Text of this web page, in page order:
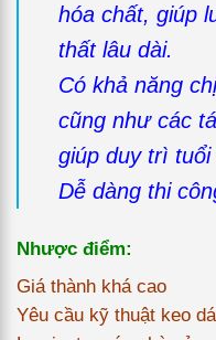
hóa chất, giúp
thất lâu dài.
Có khả năng
cũng như các
giúp duy trì tuổi
Dễ dàng thi
Nhược điểm:
Giá thành khá cao
Yêu cầu kỹ thuật keo